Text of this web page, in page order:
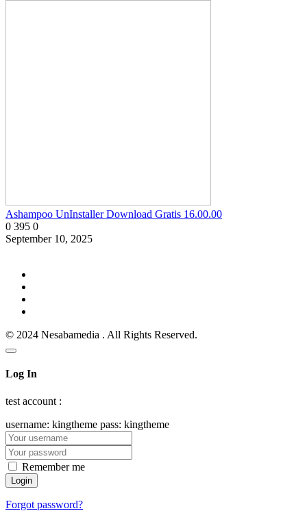
Ashampoo UnInstaller Download Gratis 16.00.00
0 395 0
September 10, 2025
© 2024 Nesabamedia . All Rights Reserved.
Log In
test account :
username: kingtheme pass: kingtheme
Remember me
Forgot password?